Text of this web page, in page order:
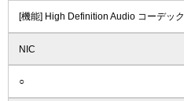
[機能] High Definition Audio コーデック
NIC
○